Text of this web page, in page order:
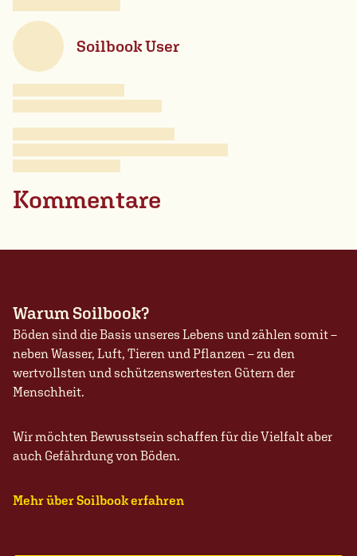
Soilbook User
Kommentare
Warum Soilbook?
Böden sind die Basis unseres Lebens und zählen somit –
neben Wasser, Luft, Tieren und Pflanzen – zu den
wertvollsten und schützenswertesten Gütern der
Menschheit.
Wir möchten Bewusstsein schaffen für die Vielfalt aber
auch Gefährdung von Böden.
Mehr über Soilbook erfahren